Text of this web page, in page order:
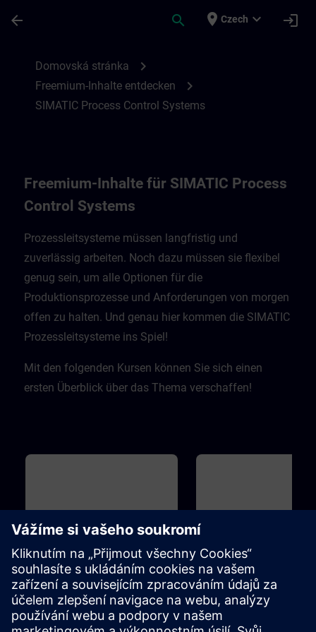
arrow_back search place Czech expand_more login
Domovská stránka chevron_right
Freemium-Inhalte entdecken chevron_right
SIMATIC Process Control Systems
Freemium-Inhalte für SIMATIC Process
Control Systems
Prozessleitsysteme müssen langfristig und
zuverlässig arbeiten. Noch dazu müssen sie flexibel
genug sein, um alle Optionen für die
Produktionsprozesse und Anforderungen von morgen
offen zu halten. Und genau hier kommen die SIMATIC
Prozessleitsysteme ins Spiel! ​
Mit den folgenden Kursen können Sie sich einen
ersten Überblick über das Thema verschaffen!
Základní 40m
Overview of Digitalization in
the Process Automation
This course introduces you to the
digitalization concept and
Základní
Overview of SIMIT and
for Process Automation
Introduction to the
simulation platform for